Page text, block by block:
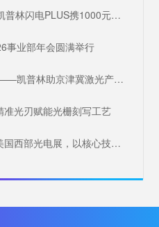
23年，只为硬核宠你！凯普林闪电PLUS携1000元豪礼，引爆全场
事业部年会圆满举行
乘协同东风 筑科创强基——凯普林助京津冀激光产业共兴
光刃赋能光栅刻写工艺
逐光出海！凯普林亮相美国西部光电展，以核心技术叩响国际大门